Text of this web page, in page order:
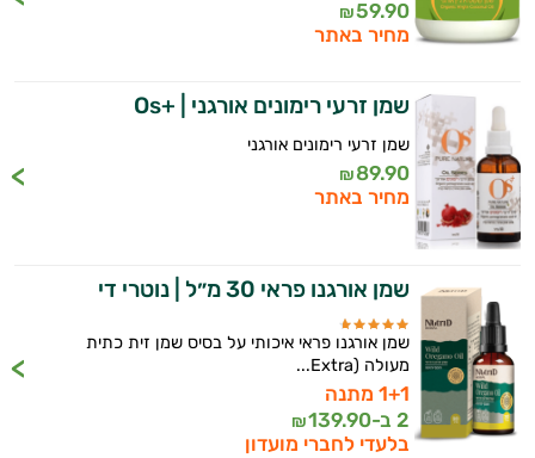
בטנית
שומן
שמירת
המשקל
שובע
תרסיסים
לבקרת
59.90
₪
מחיר באתר
שמן זרעי רימונים אורגני | +Os
שמן זרעי רימונים אורגני
89.90
₪
מחיר באתר
שמן אורגנו פראי 30 מ״ל | נוטרי די
שמן אורגנו פראי איכותי על בסיס שמן זית כתית
מעולה (Extra...
1+1 מתנה
2 ב-
139.90
₪
בלעדי לחברי מועדון